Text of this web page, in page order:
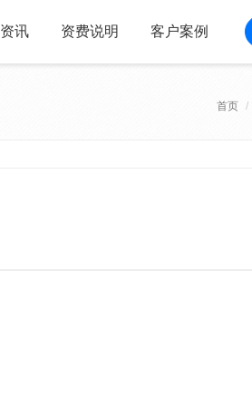
资讯 资费说明 客户案例
首页 /